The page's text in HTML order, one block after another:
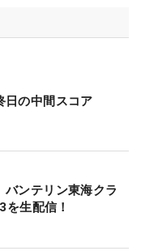
アンダー・10位タ
でプレーをして
の中間スコア
バンテリン東海クラ
生配信！